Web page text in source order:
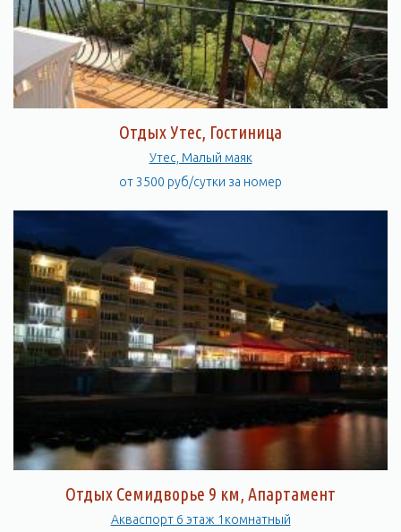
Отдых Утес, Гостиница
Утес, Малый маяк
от 3500 руб/сутки за номер
Отдых Семидворье 9 км, Апартамент
Акваспорт 6 этаж 1комнатный